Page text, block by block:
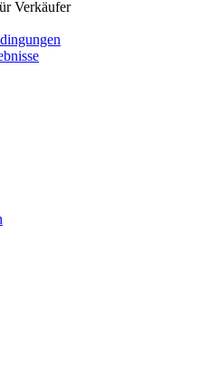
Verkäufer